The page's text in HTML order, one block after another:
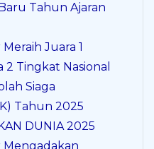
Tahun Ajaran
Juara 1
2 Tingkat Nasional
Siaga
Tahun 2025
DUNIA 2025
Mengadakan